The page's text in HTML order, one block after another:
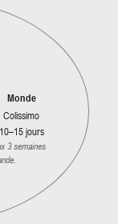
Monde
Colissimo
10–15 jours
3 semaines